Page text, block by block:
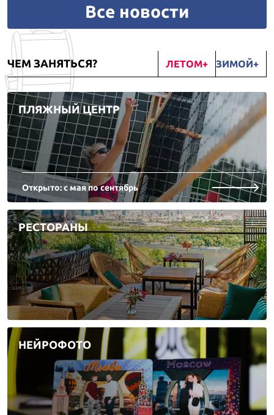
Все новости
ЧЕМ ЗАНЯТЬСЯ? ЛЕТОМ ЗИМОЙ
ПЛЯЖНЫЙ ЦЕНТР
Открыто: с мая по сентябрь
РЕСТОРАНЫ
НЕЙРОФОТО